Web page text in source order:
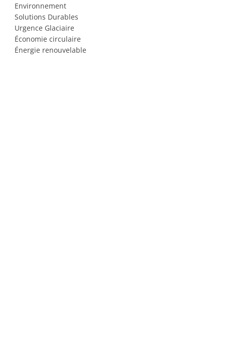
Environnement
Solutions Durables
Urgence Glaciaire
Économie circulaire
Énergie renouvelable